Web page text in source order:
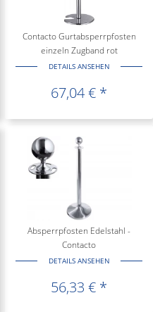
Contacto Gurtabsperrpfosten
einzeln Zugband rot
DETAILS ANSEHEN
67,04 € *
Absperrpfosten Edelstahl -
Contacto
DETAILS ANSEHEN
56,33 € *